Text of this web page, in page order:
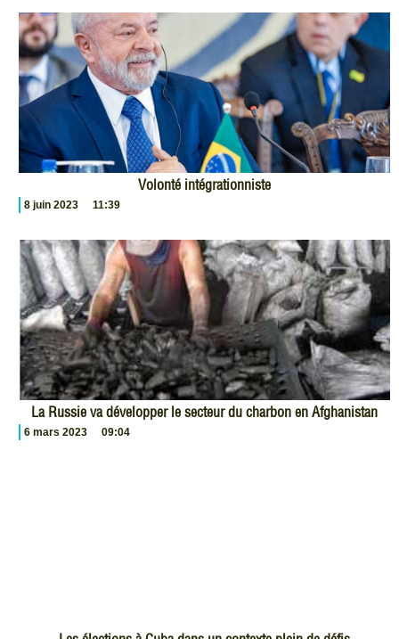
Volonté intégrationniste
8 juin 2023 11:39
La Russie va développer le secteur du charbon en Afghanistan
6 mars 2023 09:04